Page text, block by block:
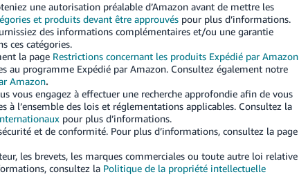
une autorisation préalable d’Amazon avant de mettre les
et produits devant être approuvés pour plus d’informations.
des informations complémentaires et/ou une garantie
ces catégories.
la page Restrictions concernant les produits Expédié par Amazon
au programme Expédié par Amazon. Consultez également notre
Amazon.
vous engagez à effectuer une recherche approfondie afin de vous
à l’ensemble des lois et réglementations applicables. Consultez la
pour plus d’informations.
et de conformité. Pour plus d’informations, consultez la page
les brevets, les marques commerciales ou toute autre loi relative
consultez la Politique de la propriété intellectuelle